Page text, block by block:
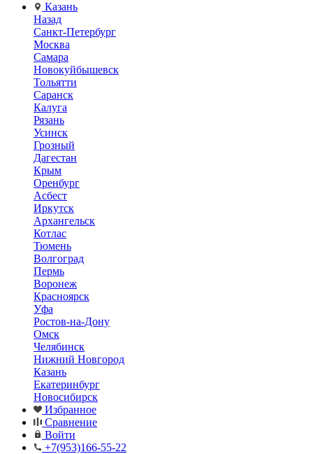
Казань
Назад
Санкт-Петербург
Москва
Самара
Новокуйбышевск
Тольятти
Саранск
Калуга
Рязань
Усинск
Грозный
Дагестан
Крым
Оренбург
Асбест
Иркутск
Архангельск
Котлас
Тюмень
Волгоград
Пермь
Воронеж
Красноярск
Уфа
Ростов-на-Дону
Омск
Челябинск
Нижний Новгород
Казань
Екатеринбург
Новосибирск
Избранное
Сравнение
Войти
+7(953)166-55-22